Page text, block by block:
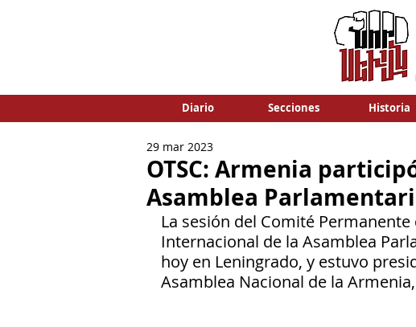
Diario Secciones Historia
OTSC: Armenia
Asamblea
29 mar 2023
La sesión del Comité
Internacional de la Asamblea
hoy en Leningrado, y estuvo
Asamblea Nacional de la